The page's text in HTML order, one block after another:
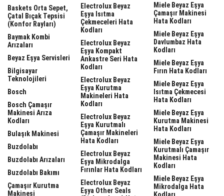
Baskets Orta Sepet,
Çatal Bıçak Tepsisi
(Konfor Rayları)
Baymak Kombi
Arızaları
Beyaz Eşya Servisleri
Bilgisayar
Teknolojileri
Bosch
Bosch Çamaşır
Makinesi Arıza
Kodları
Bulaşık Makinesi
Buzdolabı
Buzdolabı Arızaları
Buzdolabı Bakımı
Çamaşır Kurutma
Makinesi
Electrolux Beyaz
Eşya Isıtma
Çekmeceleri Hata
Kodları
Electrolux Beyaz
Eşya Kompakt
Ankastre Seri Hata
Kodları
Electrolux Beyaz
Eşya Kurutma
Makineleri Hata
Kodları
Electrolux Beyaz
Eşya Kurutmalı
Çamaşır Makineleri
Hata Kodları
Electrolux Beyaz
Eşya Mikrodalga
Fırınlar Hata Kodları
Electrolux Beyaz
Eşya Other Seals
Miele Beyaz Eşya
Çamaşır Makinesi
Hata Kodları
Miele Beyaz Eşya
Davlumbaz Hata
Kodları
Miele Beyaz Eşya
Fırın Hata Kodları
Miele Beyaz Eşya
Isıtma Çekmecesi
Hata Kodları
Miele Beyaz Eşya
Kurutma Makinesi
Hata Kodları
Miele Beyaz Eşya
Kurutmalı Çamaşır
Makinesi Hata
Kodları
Miele Beyaz Eşya
Mikrodalga Hata